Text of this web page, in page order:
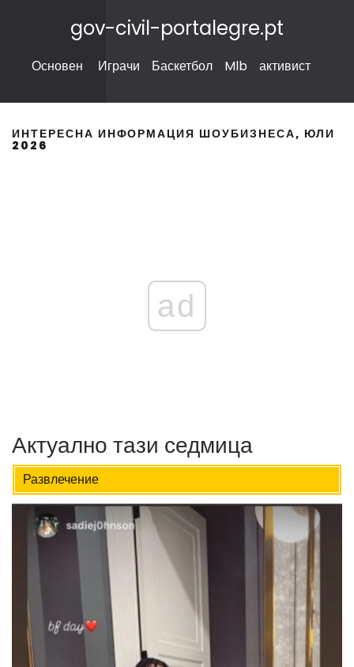
gov-civil-portalegre.pt
Основен Играчи Баскетбол Mlb активист
ИНТЕРЕСНА ИНФОРМАЦИЯ ШОУБИЗНЕСА, ЮЛИ
2026
ad
Актуално тази седмица
Развлечение